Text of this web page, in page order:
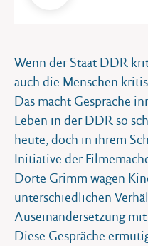
Wenn der Staat DDR
auch die Menschen
Das macht Gespräche
Leben in der DDR so
heute, doch in ihrem
Initiative der
Dörte Grimm wagen
unterschiedlichen
Auseinandersetzung
Diese Gespräche